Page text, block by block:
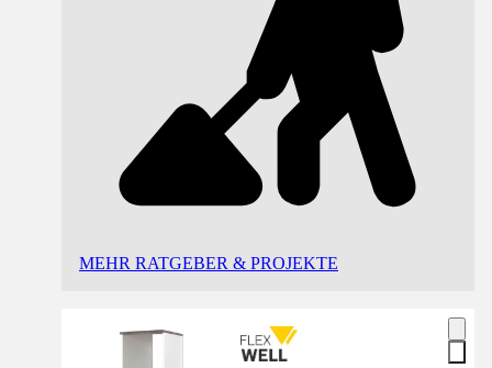
MEHR RATGEBER & PROJEKTE